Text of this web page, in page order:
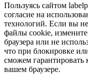
Пользуясь сайтом
согласие на
технологий. Если вы
файлы cookie,
браузера или не
что при блокировке
сможем гарантировать
вашем браузере.